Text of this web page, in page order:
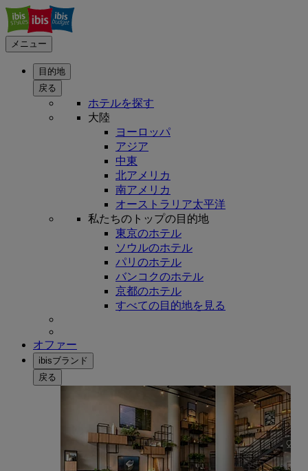
メニュー
目的地
戻る
ホテルを探す
大陸
ヨーロッパ
アジア
中東
北アメリカ
南アメリカ
オーストラリア太平洋
私たちのトップの目的地
東京のホテル
ソウルのホテル
パリのホテル
バンコクのホテル
京都のホテル
すべての目的地を見る
オファー
ibisブランド
戻る